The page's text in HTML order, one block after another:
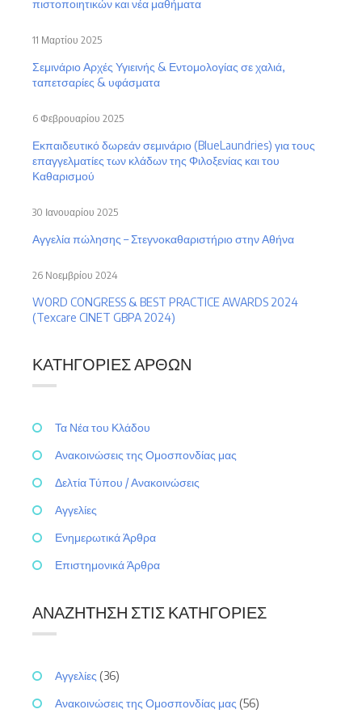
πιστοποιητικών και νέα μαθήματα
Σεμινάριο Αρχές Υγιεινής & Εντομολογίας σε χαλιά,
ταπετσαρίες & υφάσματα
11 Μαρτίου 2025
Εκπαιδευτικό δωρεάν σεμινάριο (BlueLaundries) για τους
επαγγελματίες των κλάδων της Φιλοξενίας και του
Καθαρισμού
6 Φεβρουαρίου 2025
Αγγελία πώλησης – Στεγνοκαθαριστήριο στην Αθήνα
30 Ιανουαρίου 2025
WORD CONGRESS & BEST PRACTICE AWARDS 2024
(Texcare CINET GBPA 2024)
26 Νοεμβρίου 2024
ΚΑΤΗΓΟΡΊΕΣ ΆΡΘΩΝ
Τα Νέα του Κλάδου
Ανακοινώσεις της Ομοσπονδίας μας
Δελτία Τύπου / Ανακοινώσεις
Αγγελίες
Ενημερωτικά Άρθρα
Επιστημονικά Άρθρα
ΑΝΑΖΉΤΗΣΗ ΣΤΙΣ ΚΑΤΗΓΟΡΊΕΣ
Αγγελίες (36)
Ανακοινώσεις της Ομοσπονδίας μας (56)